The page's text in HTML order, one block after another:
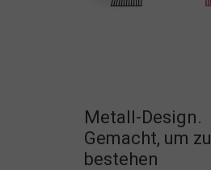
Metall-Design.
Gemacht, um zu
bestehen